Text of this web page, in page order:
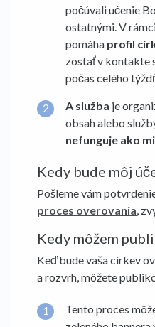
počúvali učenie
ostatnými. V
pomáha profil
zostať v kontakte
počas celého
A služba je
obsah alebo
nefunguje ako
Kedy bude môj
Pošleme vám
proces overovania,
Kedy môžem
Keď bude vaša cirkev
a rozvrh, môžete
Tento proces